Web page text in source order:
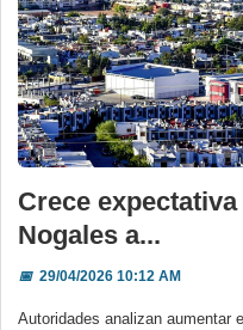
Crece
Nogales a...
📅29/04/2026 10:12 AM
Autoridades analizan aumentar